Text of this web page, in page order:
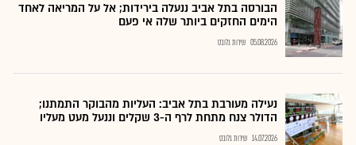
הבורסה בתל אביב ננעלה בירידות; אל על המריאה לאחד
הימים החזקים ביותר שלה אי פעם
05.08.2026 שירות גלובס
נעילה מעורבת בתל אביב: העליות מהבוקר התמתנו;
הדולר צנח מתחת לרף ה-3 שקלים וננעל מעט מעליו
14.07.2026 שירות גלובס